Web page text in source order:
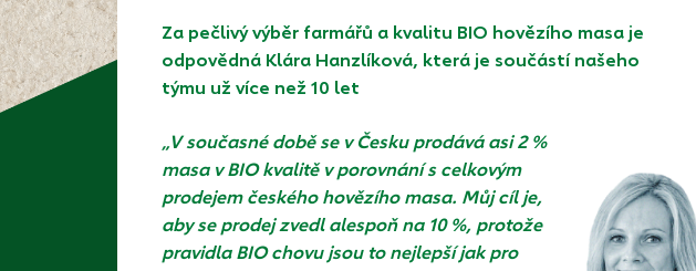
Za pečlivý výběr farmářů a kvalitu BIO hovězího masa je
odpovědná Klára Hanzlíková, která je součástí našeho
týmu už více než 10 let
„V současné době se v Česku prodává asi 2 %
masa v BIO kvalitě v porovnání s celkovým
prodejem českého hovězího masa. Můj cíl je,
aby se prodej zvedl alespoň na 10 %, protože
pravidla BIO chovu jsou to nejlepší jak pro